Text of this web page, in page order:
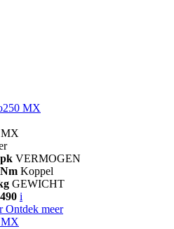
MX
MX
VERMOGEN
Koppel
GEWICHT
i
Ontdek meer
MX